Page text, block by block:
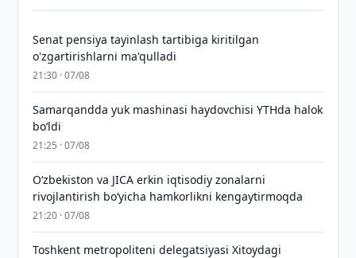
Senat pensiya tayinlash tartibiga kiritilgan
o'zgartirishlarni ma'qulladi
21:30 · 07/08
Samarqandda yuk mashinasi haydovchisi YTHda halok
bo‘ldi
21:25 · 07/08
Oʻzbekiston va JICA erkin iqtisodiy zonalarni
rivojlantirish boʻyicha hamkorlikni kengaytirmoqda
21:20 · 07/08
Toshkent metropoliteni delegatsiyasi Xitoydagi